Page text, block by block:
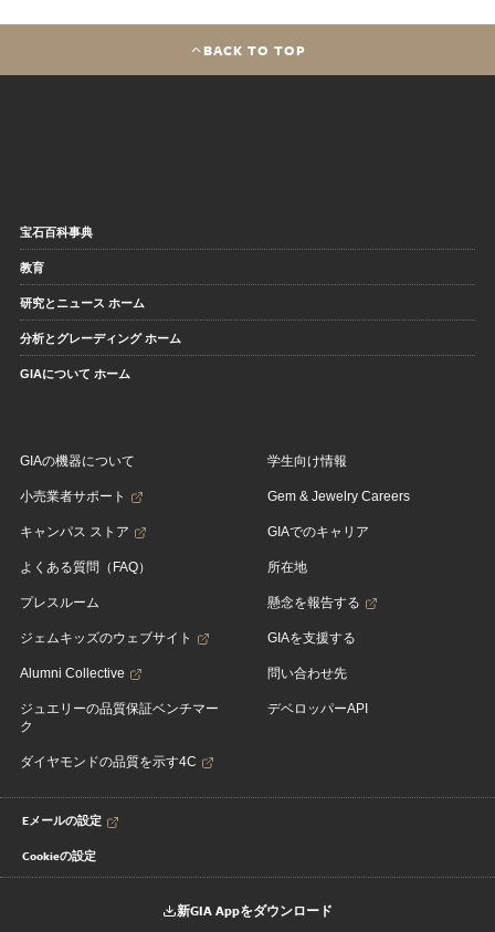
BACK TO TOP
宝石百科事典
教育
研究とニュース ホーム
分析とグレーディング ホーム
GIAについて ホーム
GIAの機器について
小売業者サポート
キャンパス ストア
よくある質問（FAQ）
プレスルーム
ジェムキッズのウェブサイト
Alumni Collective
ジュエリーの品質保証ベンチマー
ク
ダイヤモンドの品質を示す4C
学生向け情報
Gem & Jewelry Careers
GIAでのキャリア
所在地
懸念を報告する
GIAを支援する
問い合わせ先
デベロッパーAPI
Eメールの設定
Cookieの設定
新GIA Appをダウンロード